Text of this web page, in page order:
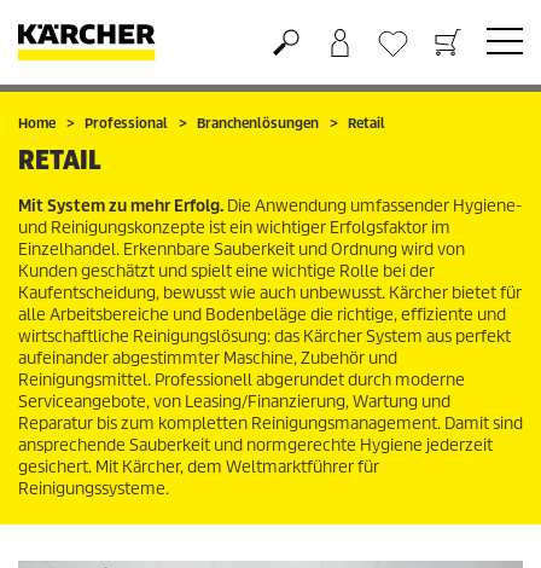
Warenkorb
Wunschliste
Home Professional Branchenlösungen Retail
RETAIL
Mit System zu mehr Erfolg. Die Anwendung umfassender Hygiene-
und Reinigungskonzepte ist ein wichtiger Erfolgsfaktor im
Einzelhandel. Erkennbare Sauberkeit und Ordnung wird von
Kunden geschätzt und spielt eine wichtige Rolle bei der
Kaufentscheidung, bewusst wie auch unbewusst. Kärcher bietet für
alle Arbeitsbereiche und Bodenbeläge die richtige, effiziente und
wirtschaftliche Reinigungslösung: das Kärcher System aus perfekt
aufeinander abgestimmter Maschine, Zubehör und
Reinigungsmittel. Professionell abgerundet durch moderne
Serviceangebote, von Leasing/Finanzierung, Wartung und
Reparatur bis zum kompletten Reinigungsmanagement. Damit sind
ansprechende Sauberkeit und normgerechte Hygiene jederzeit
gesichert. Mit Kärcher, dem Weltmarktführer für
Reinigungssysteme.